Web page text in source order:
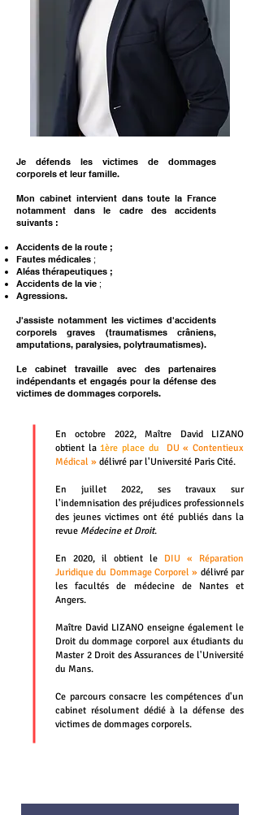
Je défends les victimes de dommages
corporels et leur famille.
Mon cabinet intervient dans toute la France
notamment dans le cadre des accidents
suivants :
Accidents de la route ;
Fautes médicales ;
Aléas thérapeutiques ;
Accidents de la vie ;
Agressions.
J'assiste notamment les victimes d'accidents
corporels graves (traumatismes crâniens,
amputations, paralysies, polytraumatismes).
Le cabinet travaille avec des partenaires
indépendants et engagés pour la défense des
victimes de dommages corporels.
En octobre 2022, Maître David LIZANO
obtient la1ère place du
DU « Contentieux
Médical » délivré par l'Université Paris Cité.
En juillet 2022, ses travaux sur
l'indemnisation des préjudices professionnels
des jeunes victimes ont été publiés dans la
revue Médecine et Droit.
En 2020, il obtient le DIU « Réparation
Juridique du Dommage Corporel » délivré par
les facultés de médecine de Nantes et
Angers.
Maître David LIZANO enseigne également le
Droit du dommage corporel aux étudiants du
Master 2 Droit des Assurances de l'Université
du Mans.
Ce parcours consacre les compétences d'un
cabinet résolument dédié à la défense des
victimes de dommages corporels.